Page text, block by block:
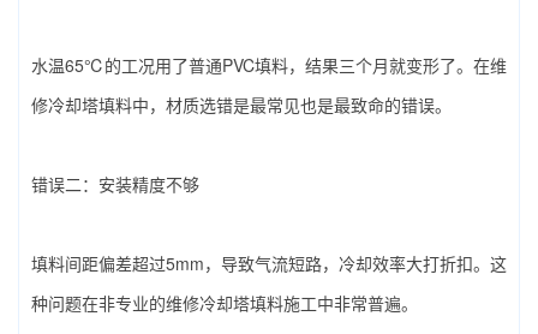
水温65℃的工况用了普通PVC填料，结果三个月就变形了。在‌维
修冷却塔填料‌中，材质选错是最常见也是最致命的错误。
错误二：安装精度不够
填料间距偏差超过5mm，导致气流短路，冷却效率大打折扣。这
种问题在非专业的‌维修冷却塔填料‌施工中非常普遍。